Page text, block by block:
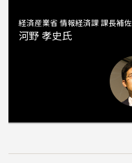
経済産業省 情報経済課 課長補佐
河野 孝史氏